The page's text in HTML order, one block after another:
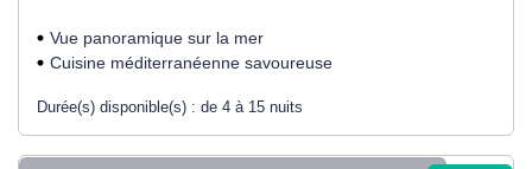
Vue panoramique sur la mer
Cuisine méditerranéenne savoureuse
Durée(s) disponible(s) : de 4 à 15 nuits